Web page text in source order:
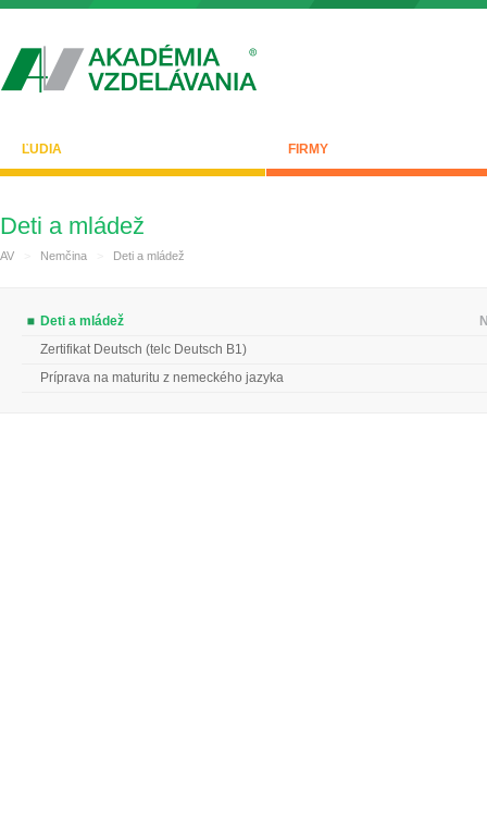
ĽUDIA FIRMY
Deti a mládež
AV Nemčina Deti a mládež
Deti a mládež
Zertifikat Deutsch (telc Deutsch B1)
Príprava na maturitu z nemeckého jazyka